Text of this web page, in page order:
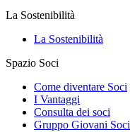
La Sostenibilità
La Sostenibilità
Spazio Soci
Come diventare Soci
I Vantaggi
Consulta dei soci
Gruppo Giovani Soci